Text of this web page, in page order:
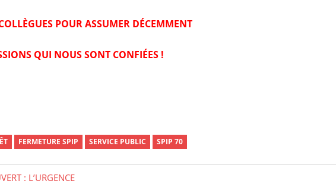
POUR ASSUMER DÉCEMMENT
QUI NOUS SONT CONFIÉES !
FERMETURE SPIP SERVICE PUBLIC SPIP 70
: L’URGENCE